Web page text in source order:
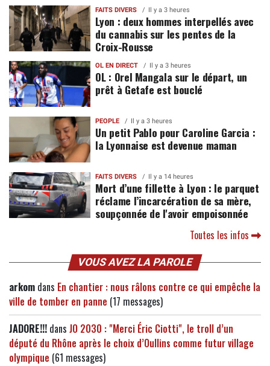
FAITS DIVERS Il y a 3 heures
Lyon : deux hommes interpellés avec
du cannabis sur les pentes de la
Croix-Rousse
OL EN DIRECT Il y a 3 heures
OL : Orel Mangala sur le départ, un
prêt à Getafe est bouclé
PEOPLE Il y a 3 heures
Un petit Pablo pour Caroline Garcia :
la Lyonnaise est devenue maman
FAITS DIVERS Il y a 14 heures
Mort d’une fillette à Lyon : le parquet
réclame l’incarcération de sa mère,
soupçonnée de l'avoir empoisonnée
Toutes les infos
VOUS AVEZ LA PAROLE
arkom dans En chantier : nous râlons contre ce qui empêche la
ville de tomber en panne (17 messages)
JADORE!!! dans JO 2030 : "Merci Éric Ciotti", le troll d’un
député du Rhône après le choix d’Oullins comme futur village
olympique (61 messages)